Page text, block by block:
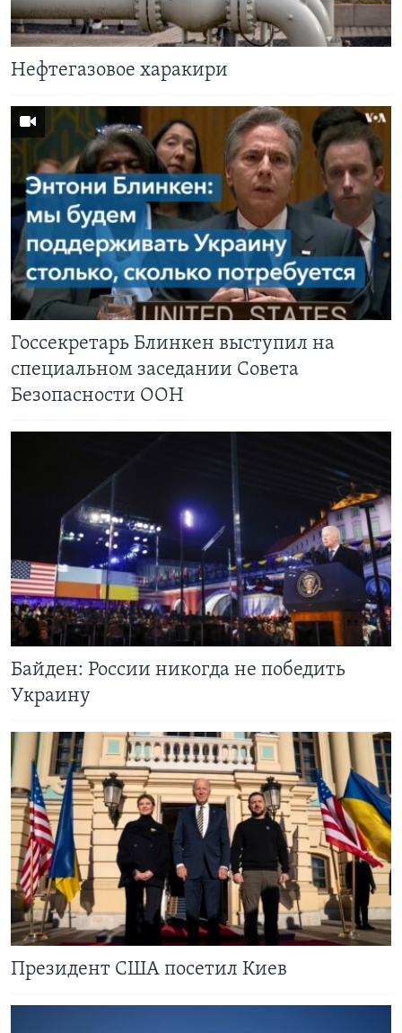
Нефтегазовое харакири
Госсекретарь Блинкен выступил на
специальном заседании Совета
Безопасности ООН
Байден: России никогда не победить
Украину
Президент США посетил Киев